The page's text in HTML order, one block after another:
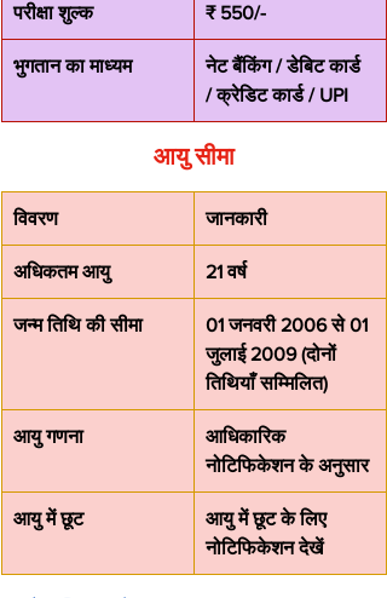
परीक्षा शुल्क ₹ 550/-
भुगतान का माध्यम
नेट बैंकिंग / डेबिट कार्ड
/ क्रेडिट कार्ड / UPI
आयु सीमा
विवरण जानकारी
अधिकतम आयु 21 वर्ष
जन्म तिथि की सीमा
01 जनवरी 2006 से 01
जुलाई 2009 (दोनों
तिथियाँ सम्मिलित)
आयु गणना
आधिकारिक
नोटिफिकेशन के अनुसार
आयु में छूट
आयु में छूट के लिए
नोटिफिकेशन देखें